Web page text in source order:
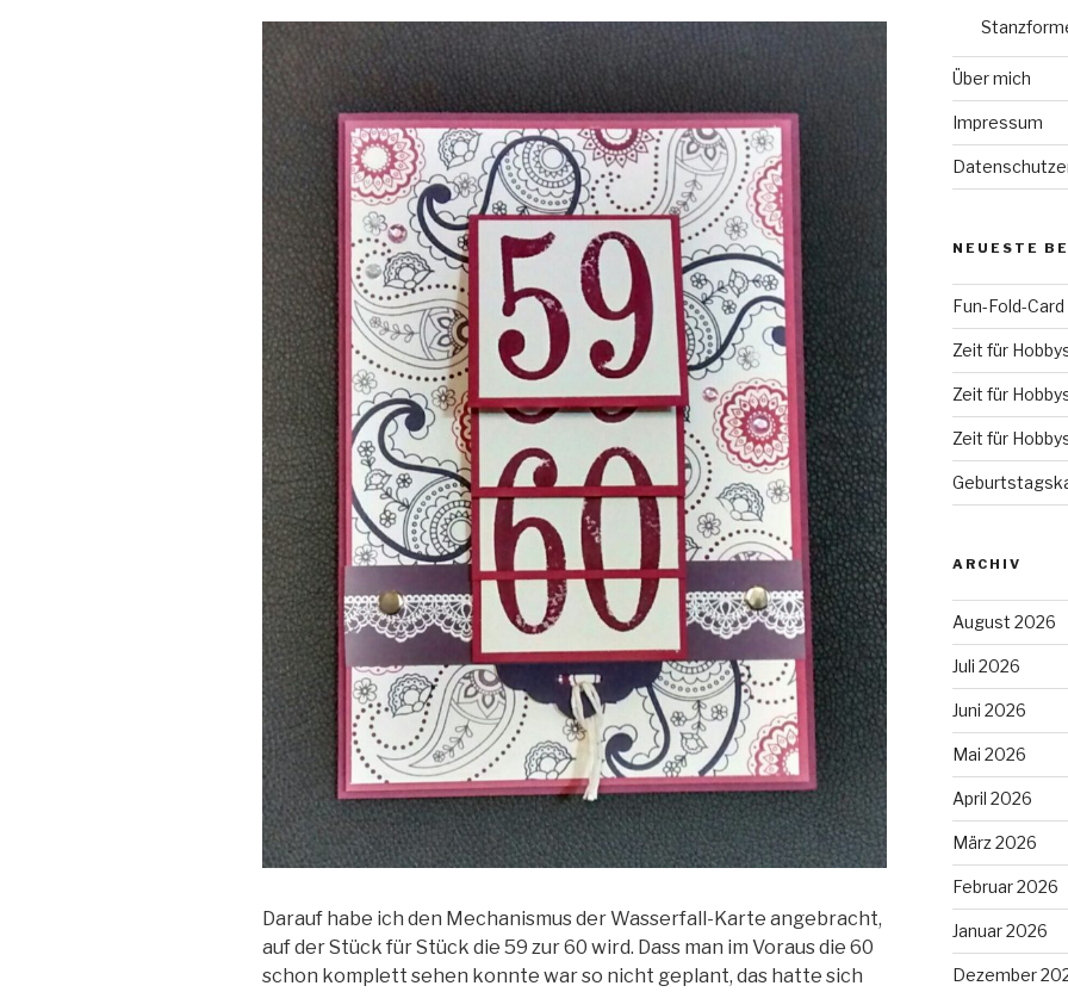
Darauf habe ich den Mechanismus der Wasserfall-Karte angebracht,
auf der Stück für Stück die 59 zur 60 wird. Dass man im Voraus die 60
schon komplett sehen konnte war so nicht geplant, das hatte sich
Über mich
Impressum
NEUESTE
Fun-Fold-
Zeit für
Zeit für
Zeit für
ARCHIV
August 2026
Juli 2026
Juni 2026
Mai 2026
April 2026
März 2026
Februar 2026
Januar 2026
Dezember